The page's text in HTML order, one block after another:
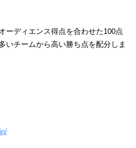
ーディエンス得点を合わせた100点
いチームから高い勝ち点を配分しま